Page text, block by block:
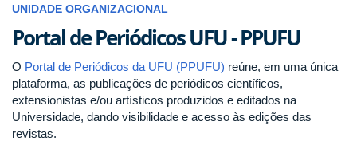
UNIDADE ORGANIZACIONAL
Portal de Periódicos UFU - PPUFU
O Portal de Periódicos da UFU (PPUFU) reúne, em uma única
plataforma, as publicações de periódicos científicos,
extensionistas e/ou artísticos produzidos e editados na
Universidade, dando visibilidade e acesso às edições das
revistas.